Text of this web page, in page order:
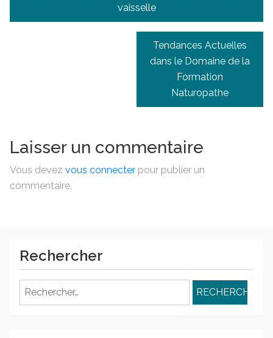
l’article
vaisselle
Tendances Actuelles
dans le Domaine de la
Formation
Naturopathe
Laisser un commentaire
Vous devez vous connecter pour publier un
commentaire.
Rechercher
Rechercher :